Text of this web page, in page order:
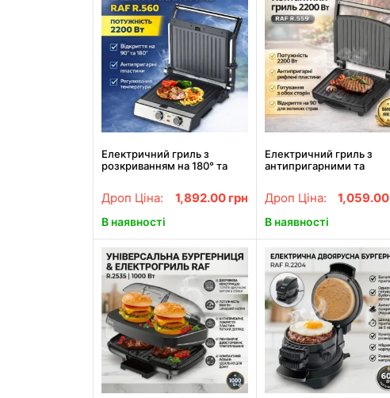
Електричний гриль з
розкриванням на 180° та
2200W
Дроп Ціна: 1,892.00 грн
В наявності
Електричний гриль з
антипригарними та
Дроп Ціна: 1,059.00
В наявності